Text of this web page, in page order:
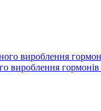
гормонів